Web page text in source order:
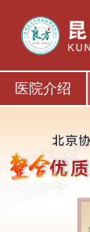
医院介绍